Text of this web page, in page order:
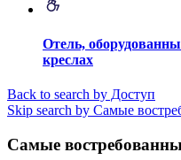
Отель,
креслах
Back to search by Доступ
Skip search by Самые
Самые